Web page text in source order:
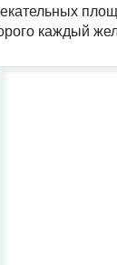
каждый